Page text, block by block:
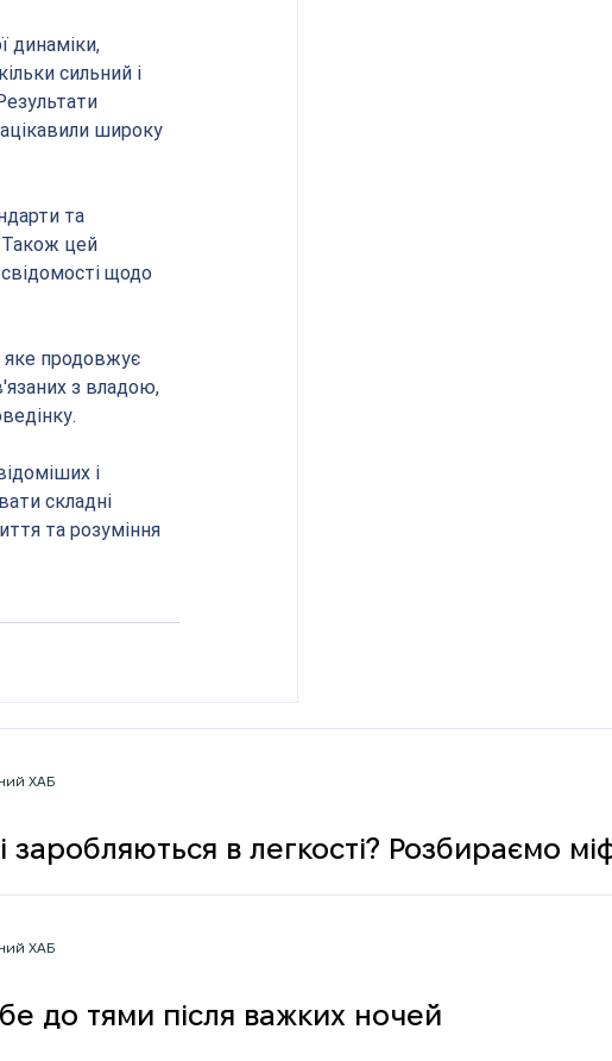
динаміки,
сильний і
широку
та
Також цей
щодо
продовжує
з владою,
і
складні
та розуміння
заробляються в легкості? Розбираємо
ХАБ
до тями після важких ночей
ХАБ